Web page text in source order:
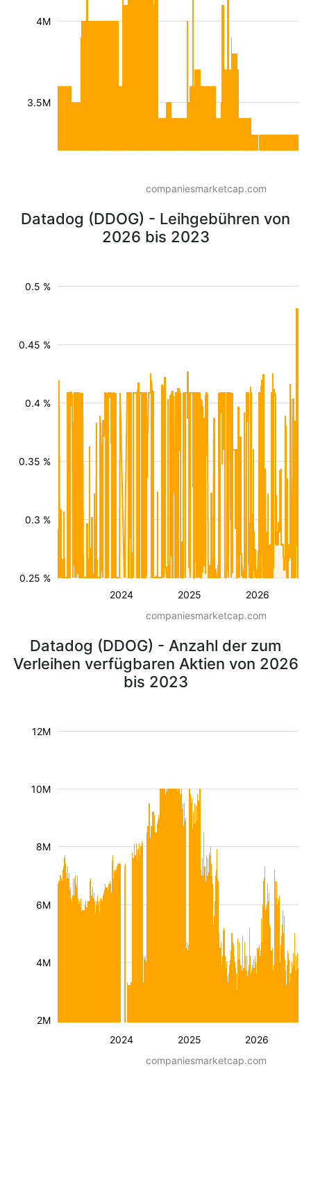
3.5M
4M
companiesmarketcap.com
Datadog (DDOG) - Leihgebühren von
2026 bis 2023
2024 2025 2026
0.25 %
0.3 %
0.35 %
0.4 %
0.45 %
0.5 %
companiesmarketcap.com
Datadog (DDOG) - Anzahl der zum
Verleihen verfügbaren Aktien von 2026
bis 2023
2024 2025 2026
2M
4M
6M
8M
10M
12M
companiesmarketcap.com